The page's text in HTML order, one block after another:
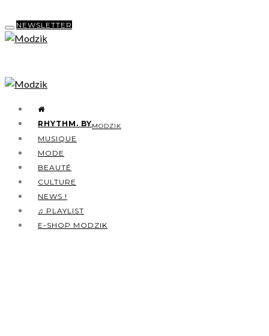
NEWSLETTER
RHYTHM. BYMODZIK
MUSIQUE
MODE
BEAUTÉ
CULTURE
NEWS !
♫ PLAYLIST
E-SHOP MODZIK